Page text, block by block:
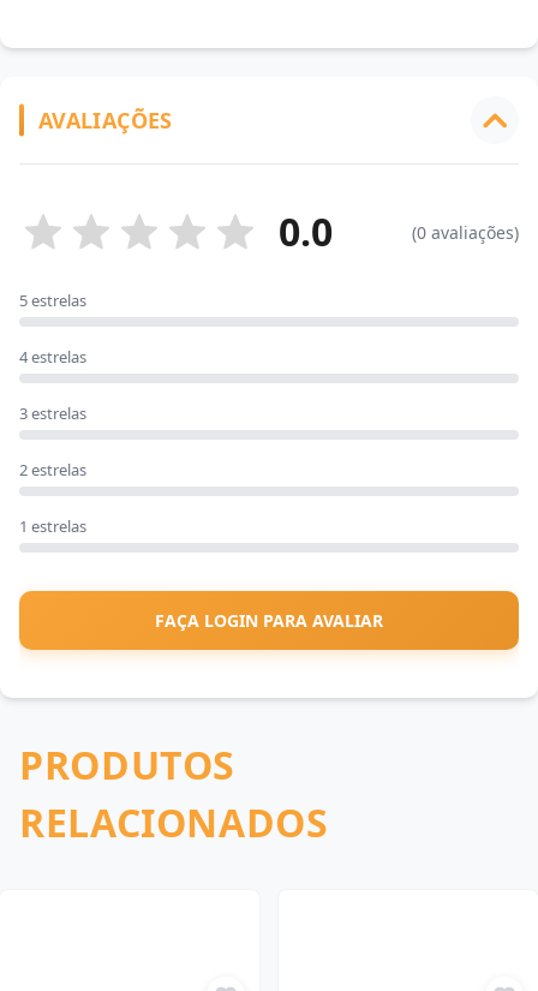
AVALIAÇÕES
0.0 (0 avaliações)
5 estrelas
4 estrelas
3 estrelas
2 estrelas
1 estrelas
FAÇA LOGIN PARA AVALIAR
PRODUTOS
RELACIONADOS